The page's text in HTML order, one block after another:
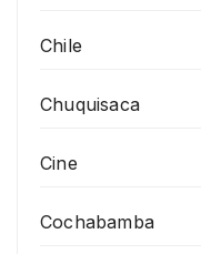
Chile
Chuquisaca
Cine
Cochabamba